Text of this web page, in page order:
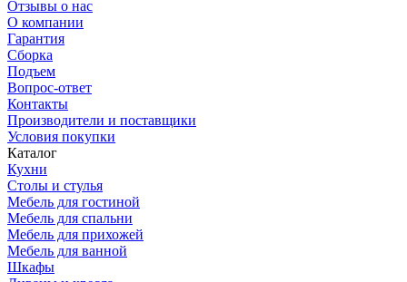
Отзывы о нас
О компании
Гарантия
Сборка
Подъем
Вопрос-ответ
Контакты
Производители и поставщики
Условия покупки
Каталог
Кухни
Столы и стулья
Мебель для гостиной
Мебель для спальни
Мебель для прихожей
Мебель для ванной
Шкафы